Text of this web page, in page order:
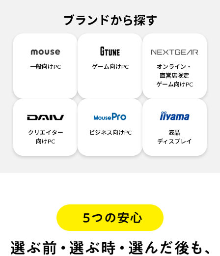
ブランドから探す
一般向けPC ゲーム向けPC
オンライン・
直営店限定
ゲーム向けPC
クリエイター
向けPC
ビジネス向けPC
液晶
ディスプレイ